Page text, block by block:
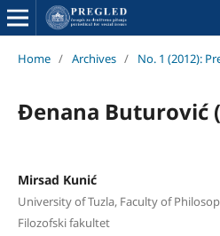
Home / Archives / No. 1 (2012):
Đenana Buturović
Mirsad Kunić
University of Tuzla, Faculty of
Filozofski fakultet